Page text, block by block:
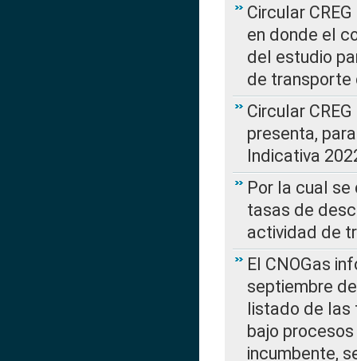
Circular
en donde el
del estudio
de transporte
Circular
presenta,
Indicativa
Por la cual
tasas de
actividad de
El CNOGas
septiembre
listado de las
bajo
incumbente,